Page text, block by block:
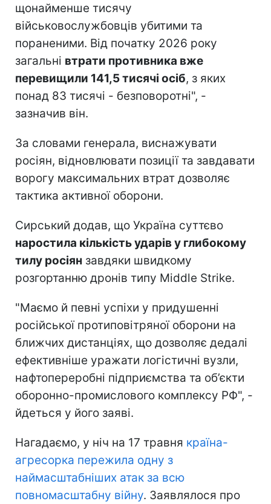
щонайменше тисячу
військовослужбовців убитими та
пораненими. Від початку 2026 року
загальні втрати противника вже
перевищили 141,5 тисячі осіб, з яких
понад 83 тисячі - безповоротні", -
зазначив він.
За словами генерала, виснажувати
росіян, відновлювати позиції та завдавати
ворогу максимальних втрат дозволяє
тактика активної оборони.
Сирський додав, що Україна суттєво
наростила кількість ударів у глибокому
тилу росіян завдяки швидкому
розгортанню дронів типу Middle Strike.
"Маємо й певні успіхи у придушенні
російської протиповітряної оборони на
ближчих дистанціях, що дозволяє дедалі
ефективніше уражати логістичні вузли,
нафтопереробні підприємства та об’єкти
оборонно-промислового комплексу РФ", -
йдеться у його заяві.
Нагадаємо, у ніч на 17 травня країна-
агресорка пережила одну з
наймасштабніших атак за всю
повномасштабну війну. Заявлялося про